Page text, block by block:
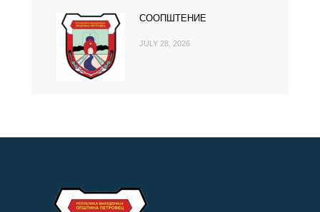
СООПШТЕНИЕ
JULY 28, 2026